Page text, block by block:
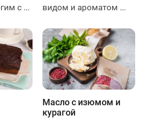
с ...
видом и ароматом ...
Масло с изюмом и
курагой